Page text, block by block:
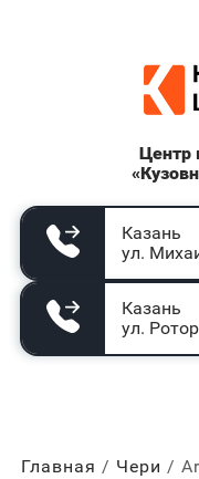
Центр
Казань
ул.
Казань
ул.
Главная Чери